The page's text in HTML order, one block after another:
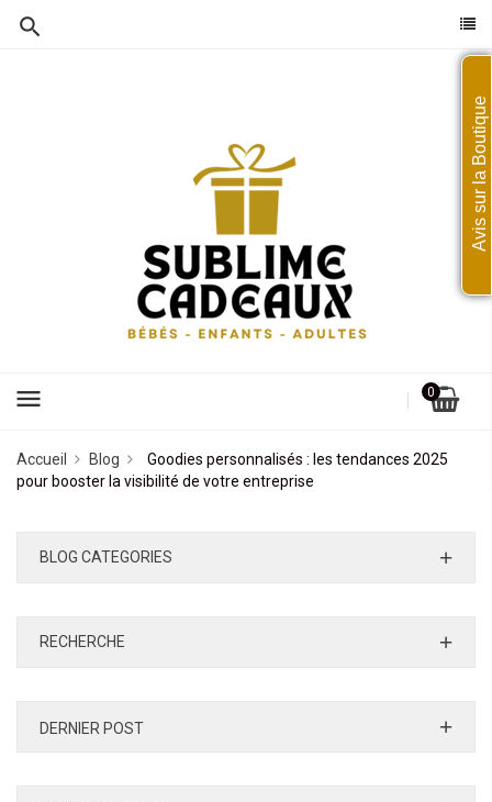
menu 0
Accueil Blog
Goodies personnalisés : les tendances 2025
pour booster la visibilité de votre entreprise
BLOG CATEGORIES
RECHERCHE
DERNIER POST
Avis sur la Boutique